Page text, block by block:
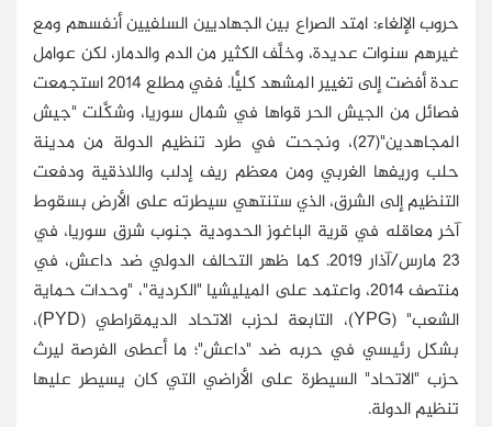
حروب الإلغاء: امتد الصراع بين الجهاديين السلفيين أنفسهم ومع
غيرهم سنوات عديدة، وخلَّف الكثير من الدم والدمار، لكن عوامل
عدة أفضت إلى تغيير المشهد كليًّا. ففي مطلع 2014 استجمعت
فصائل من الجيش الحر قواها في شمال سوريا، وشكَّلت "جيش
المجاهدين"(27)، ونجحت في طرد تنظيم الدولة من مدينة
حلب وريفها الغربي ومن معظم ريف إدلب واللاذقية ودفعت
التنظيم إلى الشرق، الذي ستنتهي سيطرته على الأرض بسقوط
آخر معاقله في قرية الباغوز الحدودية جنوب شرق سوريا، في
23 مارس/آذار 2019. كما ظهر التحالف الدولي ضد داعش، في
منتصف 2014، واعتمد على الميليشيا "الكردية"، "وحدات حماية
الشعب" (YPG)، التابعة لحزب الاتحاد الديمقراطي (PYD)،
بشكل رئيسي في حربه ضد "داعش"؛ ما أعطى الفرصة ليرث
حزب "الاتحاد" السيطرة على الأراضي التي كان يسيطر عليها
تنظيم الدولة.